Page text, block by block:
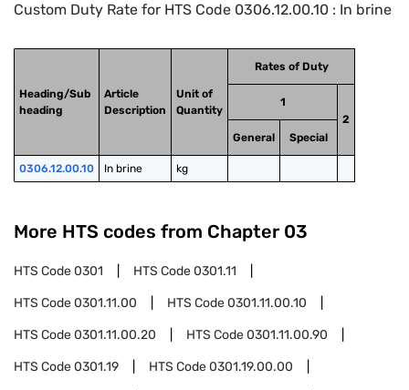
Custom Duty Rate for HTS Code 0306.12.00.10 : In brine
Heading/Sub
heading
Article
Description
Unit of
Quantity
Rates of Duty
1
2
General
Special
0306.12.00.10 In brine kg
More HTS codes from Chapter 03
HTS Code0301 HTS Code0301.11
HTS Code0301.11.00 HTS Code0301.11.00.10
HTS Code0301.11.00.20 HTS Code0301.11.00.90
HTS Code0301.19 HTS Code0301.19.00.00